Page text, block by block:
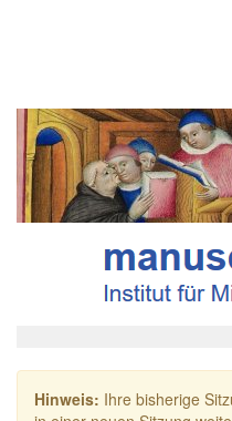
Hinweis: Ihre bisherige